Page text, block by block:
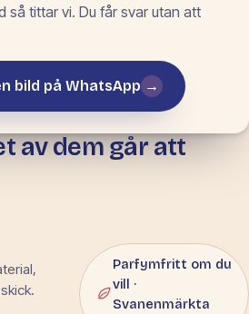
så tittar vi. Du får svar utan att
bild på WhatsApp →
av dem går att
METOD EFTER
MATERIAL
Parfymfritt om du
vill ·
Svanenmärkta